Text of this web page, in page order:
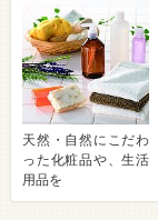
天然・自然にこだわ
った化粧品や、生活
用品を